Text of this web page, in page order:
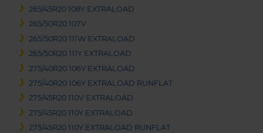
265/45R20 108Y EXTRALOAD
265/50R20 107V
265/50R20 111W EXTRALOAD
265/50R20 111Y EXTRALOAD
275/40R20 106Y EXTRALOAD
275/40R20 106Y EXTRALOAD RUNFLAT
275/45R20 110V EXTRALOAD
275/45R20 110Y EXTRALOAD
275/45R20 110Y EXTRALOAD RUNFLAT